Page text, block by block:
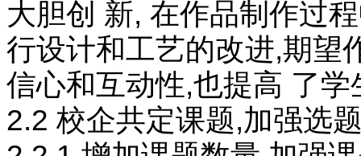
大胆创 新, 在作品制作过
行设计和工艺的改进,期望
信心和互动性,也提高 了
2.2 校企共定课题,加强选